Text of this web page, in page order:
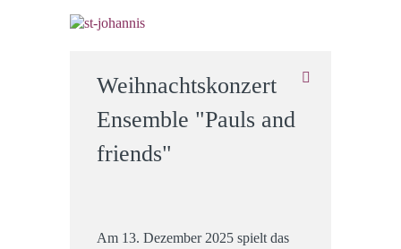
Weihnachtskonzert
Ensemble "Pauls and
friends"
Am 13. Dezember 2025 spielt das